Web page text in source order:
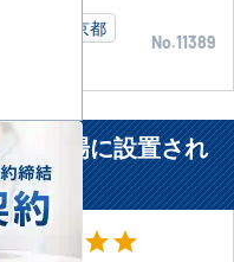
場
東京都
No.11389
業工場に設置され
星5
starstar